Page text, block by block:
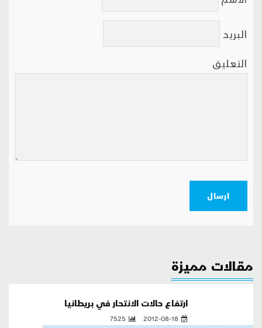
البريد
التعليق
ارسال
مقالات مميزة
ارتفاع حالات الانتحار في بريطانيا
2012-08-18
7525